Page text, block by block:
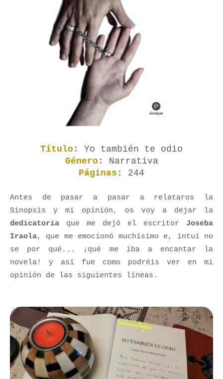
Título : Yo también te odio
Género : Narrativa
Páginas : 244
Antes de pasar a pasar a relataros la
Sinopsis y mi opinión, os voy a dejar la
dedicatoria que me dejó el escritor Joseba
Iraola, que me emocionó muchísimo e, intuí no
se por qué... ¡qué me iba a encantar la
novela! y así fue como podréis ver en mi
opinión de las siguientes líneas.